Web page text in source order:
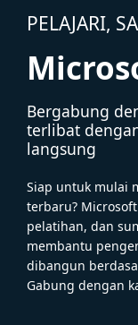
PELAJARI,
Bergabung
terlibat
langsung
Siap untuk mulai
terbaru?
pelatihan, dan
membantu
dibangun
Gabung dengan